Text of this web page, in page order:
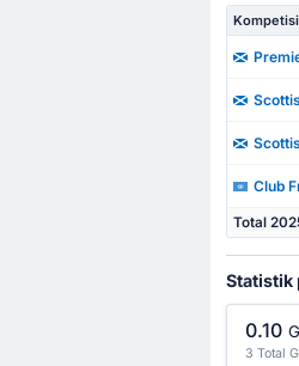
Kompetisi
Club
Total
Statistik
0.10
3 Total